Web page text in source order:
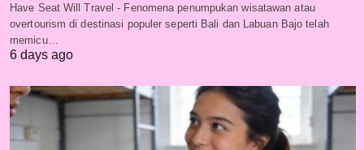
Have Seat Will Travel - Fenomena penumpukan wisatawan atau
overtourism di destinasi populer seperti Bali dan Labuan Bajo telah
memicu…
6 days ago